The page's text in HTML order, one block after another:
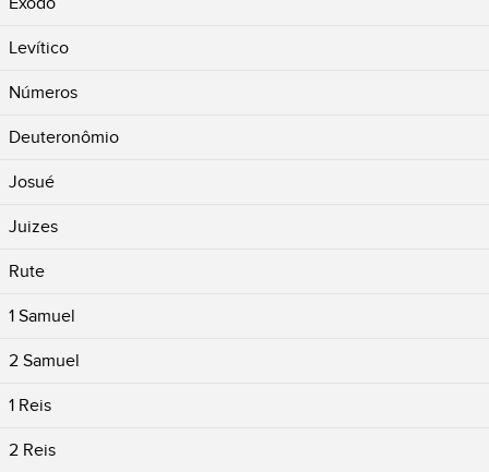
Levítico
Números
Deuteronômio
Josué
Juizes
Rute
1 Samuel
2 Samuel
1 Reis
2 Reis